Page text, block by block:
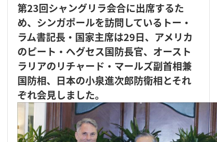
第23回シャングリラ会合に出席するた
め、シンガポールを訪問しているトー・
ラム書記長・国家主席は29日、アメリカ
のピート・ヘグセス国防長官、オースト
ラリアのリチャード・マールズ副首相兼
国防相、日本の小泉進次郎防衛相とそれ
ぞれ会見しました。